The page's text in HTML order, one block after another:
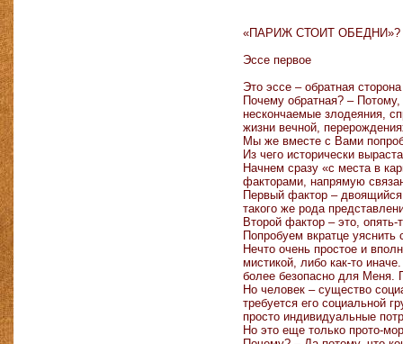
«ПАРИЖ СТОИТ ОБЕДНИ»?
Эссе первое
Это эссе – обратная
Почему обратная? – Потому,
нескончаемые злодеяния,
жизни вечной,
Мы же вместе с Вами
Из чего исторически
Начнем сразу «с места в
факторами, напрямую
Первый фактор –
такого же рода
Второй фактор – это,
Попробуем вкратце
Нечто очень простое и
мистикой, либо как-то
более безопасно для Меня.
Но человек – существо
требуется его социальной
просто индивидуальные
Но это еще только прото-